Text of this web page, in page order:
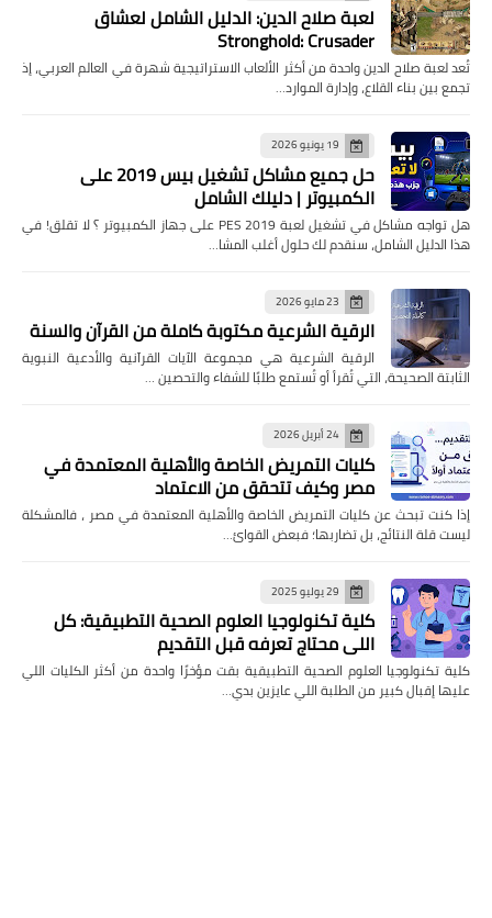
لعبة صلاح الدين: الدليل الشامل لعشاق
Stronghold: Crusader
تُعد لعبة صلاح الدين واحدة من أكثر الألعاب الاستراتيجية شهرة في العالم العربي، إذ
تجمع بين بناء القلاع، وإدارة الموارد…
19 يونيو 2026
حل جميع مشاكل تشغيل بيس 2019 على
الكمبيوتر | دليلك الشامل
هل تواجه مشاكل في تشغيل لعبة PES 2019 على جهاز الكمبيوتر ؟ لا تقلق! في
هذا الدليل الشامل، سنقدم لك حلول أغلب المشا…
23 مايو 2026
الرقية الشرعية مكتوبة كاملة من القرآن والسنة
الرقية الشرعية هي مجموعة الآيات القرآنية والأدعية النبوية
الثابتة الصحيحة، التي تُقرأ أو تُستمع طلبًا للشفاء والتحصين …
24 أبريل 2026
كليات التمريض الخاصة والأهلية المعتمدة في
مصر وكيف تتحقق من الاعتماد
إذا كنت تبحث عن كليات التمريض الخاصة والأهلية المعتمدة في مصر ، فالمشكلة
ليست قلة النتائج، بل تضاربها؛ فبعض القوائ…
29 يوليو 2025
كلية تكنولوجيا العلوم الصحية التطبيقية: كل
اللي محتاج تعرفه قبل التقديم
كلية تكنولوجيا العلوم الصحية التطبيقية بقت مؤخرًا واحدة من أكثر الكليات اللي
عليها إقبال كبير من الطلبة اللي عايزين بدي…